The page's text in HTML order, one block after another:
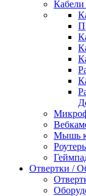
Кабели
Мышь
Отвертки /